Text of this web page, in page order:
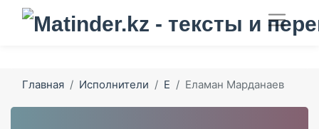
Главная Исполнители Е Еламан Марданаев